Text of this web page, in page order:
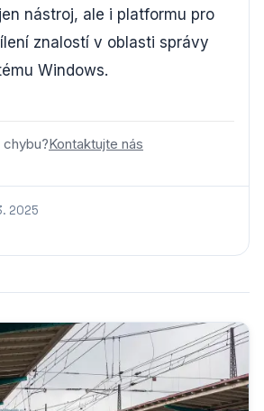
nástroj, ale i platformu pro
znalostí v oblasti správy
Windows.
chybu?Kontaktujte nás
2025